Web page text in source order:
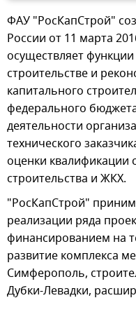
ФАУ "РосКапСтрой"
России от 11 марта
осуществляет
строительстве и
капитального
федерального
деятельности
технического
оценки квалификации
строительства и ЖКХ.
"РосКапСтрой"
реализации ряда
финансированием на
развитие комплекса
Симферополь,
Дубки-Левадки,